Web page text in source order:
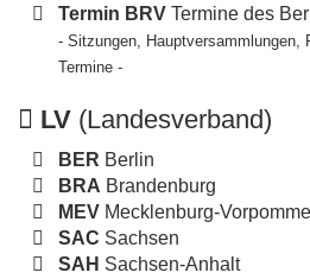
Termin BRV Termine des
- Sitzungen, Hauptversammlungen,
Termine -
LV (Landesverband)
BER Berlin
BRA Brandenburg
MEV Mecklenburg-
SAC Sachsen
SAH Sachsen-Anhalt